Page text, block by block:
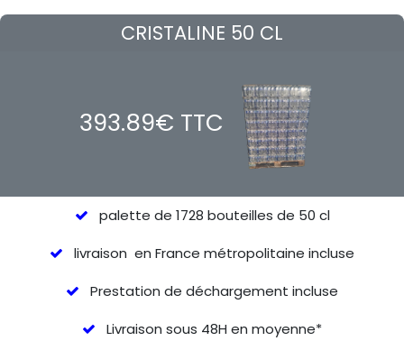
CRISTALINE 50 CL
393.89€ TTC
palette de 1728 bouteilles de 50 cl
livraison en France métropolitaine incluse
Prestation de déchargement incluse
Livraison sous 48H en moyenne*